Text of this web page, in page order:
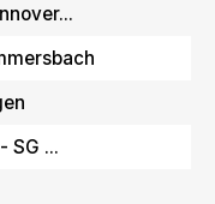
SG ...